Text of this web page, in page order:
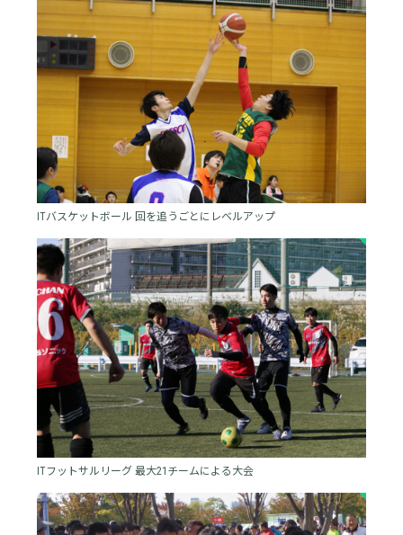
ITバスケットボール 回を追うごとにレベルアップ
ITフットサルリーグ 最大21チームによる大会